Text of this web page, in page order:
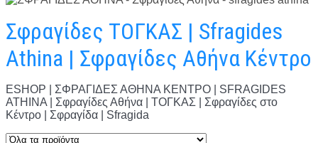
Σφραγίδες ΤΟΓΚΑΣ | Sfragides
Athina | Σφραγίδες Αθήνα Κέντρο
ESHOP | ΣΦΡΑΓΙΔΕΣ ΑΘΗΝΑ ΚΕΝΤΡΟ | SFRAGIDES
ATHINA | Σφραγίδες Αθήνα | ΤΟΓΚΑΣ | Σφραγίδες στο
Κέντρο | Σφραγίδα | Sfragida